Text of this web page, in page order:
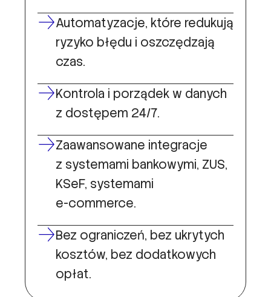
Automatyzacje, które redukują
ryzyko błędu i oszczędzają
czas.
Kontrola i porządek w danych
z dostępem 24/7.
Zaawansowane integracje
z systemami bankowymi, ZUS,
KSeF, systemami
e-commerce.
Bez ograniczeń, bez ukrytych
kosztów, bez dodatkowych
opłat.